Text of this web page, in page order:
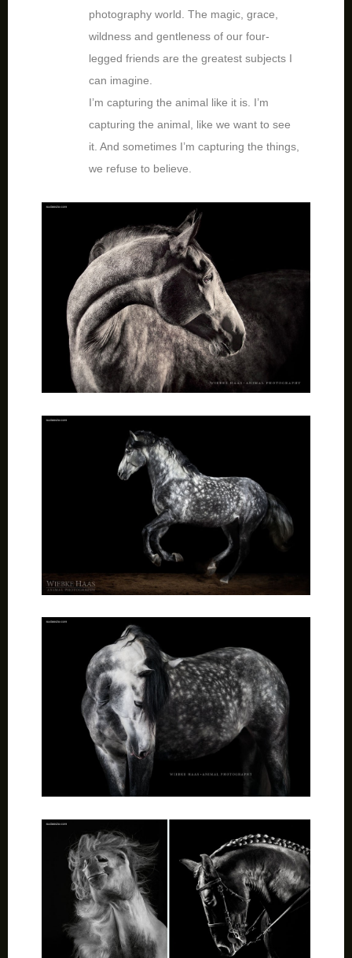
photography world. The magic, grace,
wildness and gentleness of our four-
legged friends are the greatest subjects I
can imagine.
I’m capturing the animal like it is. I’m
capturing the animal, like we want to see
it. And sometimes I’m capturing the things,
we refuse to believe.